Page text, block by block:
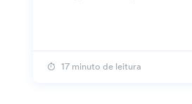
17 minuto de leitura